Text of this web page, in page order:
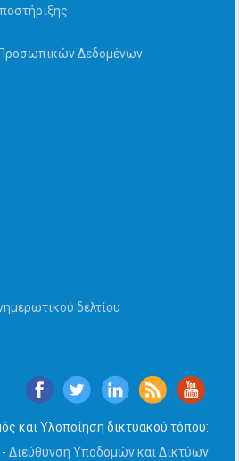
Προσωπικών Δεδομένων
δελτίου
και Υλοποίηση δικτυακού τόπου:
Διεύθυνση Υποδομών και Δικτύων